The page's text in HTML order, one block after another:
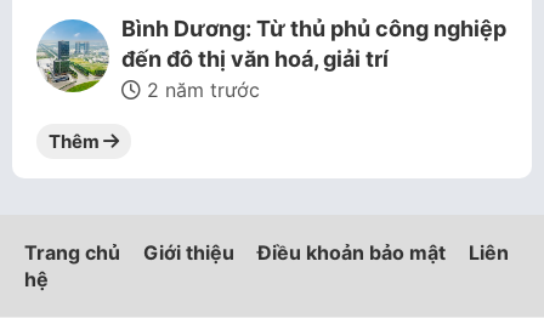
Bình Dương: Từ thủ phủ công nghiệp
đến đô thị văn hoá, giải trí
2 năm trước
Thêm
Trang chủ Giới thiệu Điều khoản bảo mật
Liên
hệ